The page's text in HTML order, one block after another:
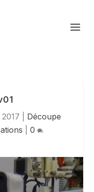
Découpe
0